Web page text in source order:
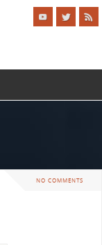
NO COMMENTS